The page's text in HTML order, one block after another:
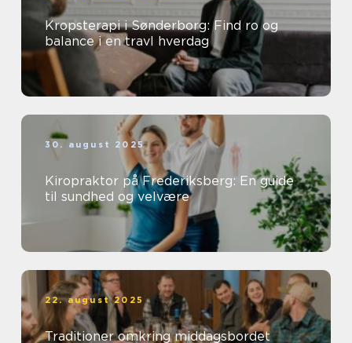
Kropsterapi i Sønderborg: Find ro og
balance i en travl hverdag
30. august 2025
Kiropraktor på Frederiksberg: En guide
til sundhed og velvære
22. august 2025
Traditioner omkring middagsbordet